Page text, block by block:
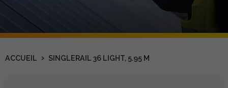
ACCUEIL › SINGLERAIL 36 LIGHT, 5.95 M